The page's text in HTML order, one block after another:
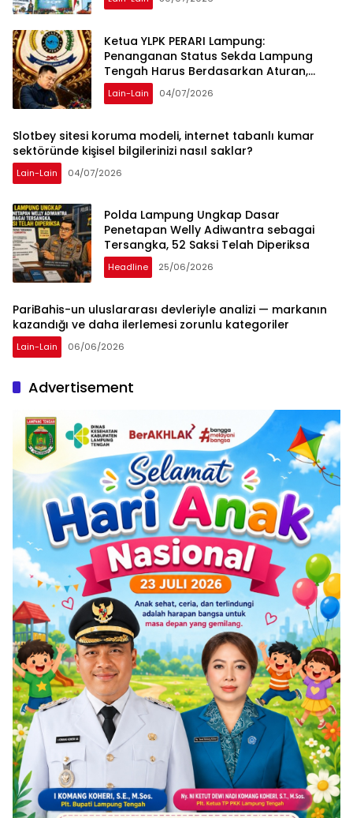
Ketua YLPK PERARI Lampung:
Penanganan Status Sekda Lampung
Tengah Harus Berdasarkan Aturan,
Bukan Tekanan Opini
Lain-Lain 04/07/2026
Slotbey sitesi koruma modeli, internet tabanlı kumar
sektöründe kişisel bilgilerinizi nasıl saklar?
Lain-Lain 04/07/2026
Polda Lampung Ungkap Dasar
Penetapan Welly Adiwantra sebagai
Tersangka, 52 Saksi Telah Diperiksa
Headline 25/06/2026
PariBahis-un uluslararası devleriyle analizi — markanın
kazandığı ve daha ilerlemesi zorunlu kategoriler
Lain-Lain 06/06/2026
Advertisement